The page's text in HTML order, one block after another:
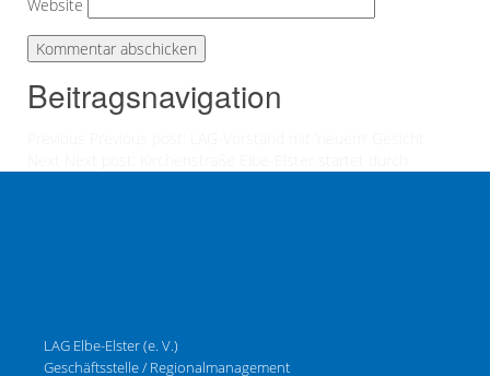
Website
Beitragsnavigation
LAG Elbe-Elster (e. V.)
Geschäftsstelle / Regionalmanagement